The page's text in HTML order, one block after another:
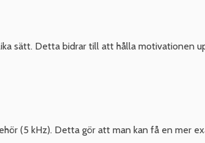
sätt. Detta bidrar till att hålla motivationen
(5 kHz). Detta gör att man kan få en mer